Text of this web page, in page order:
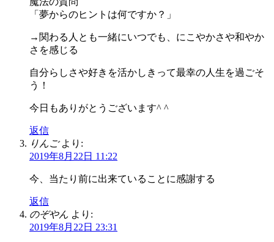
「夢からのヒントは何ですか？」
→関わる人とも一緒にいつでも、にこやかさや和やか
さを感じる
自分らしさや好きを活かしきって最幸の人生を過ごそ
う！
今日もありがとうございます^ ^
返信
りんご より:
2019年8月22日 11:22
今、当たり前に出来ていることに感謝する
返信
のぞやん より:
2019年8月22日 23:31